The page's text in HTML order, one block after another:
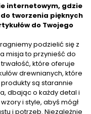
internetowym, gdzie
tworzenia pięknych
do Twojego
podzielić się z
misja to przynieść do
które oferuje
drewnianych, które
są starannie
dbając o każdy detal i
i style, abyś mógł
i potrzeb. Niezależnie